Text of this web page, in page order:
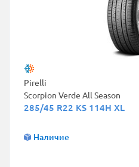
Pirelli
Scorpion Verde All Season
285/45 R22 KS 114H XL
Наличие